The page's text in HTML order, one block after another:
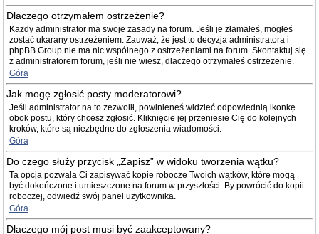
Dlaczego otrzymałem ostrzeżenie?
Każdy administrator ma swoje zasady na forum. Jeśli je złamałeś, mogłeś
zostać ukarany ostrzeżeniem. Zauważ, że jest to decyzja administratora i
phpBB Group nie ma nic wspólnego z ostrzeżeniami na forum. Skontaktuj się
z administratorem forum, jeśli nie wiesz, dlaczego otrzymałeś ostrzeżenie.
Góra
Jak mogę zgłosić posty moderatorowi?
Jeśli administrator na to zezwolił, powinieneś widzieć odpowiednią ikonkę
obok postu, który chcesz zgłosić. Kliknięcie jej przeniesie Cię do kolejnych
kroków, które są niezbędne do zgłoszenia wiadomości.
Góra
Do czego służy przycisk „Zapisz” w widoku tworzenia wątku?
Ta opcja pozwala Ci zapisywać kopie robocze Twoich wątków, które mogą
być dokończone i umieszczone na forum w przyszłości. By powrócić do kopii
roboczej, odwiedź swój panel użytkownika.
Góra
Dlaczego mój post musi być zaakceptowany?